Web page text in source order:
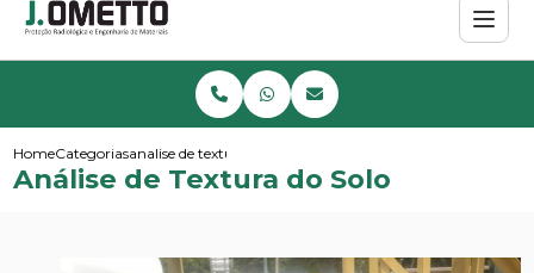
HomeCategoriasanalise de textura do solo
Análise de Textura do Solo